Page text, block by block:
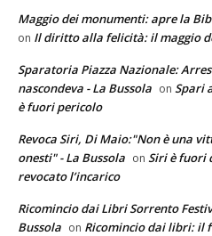
Maggio dei monumenti: apre la
on Il diritto alla felicità: il maggio
Sparatoria Piazza Nazionale:
nascondeva - La Bussola on Spari
è fuori pericolo
Revoca Siri, Di Maio:"Non è una
onesti" - La Bussola on Siri è fuori
revocato l’incarico
Ricomincio dai Libri Sorrento
Bussola on Ricomincio dai libri: il